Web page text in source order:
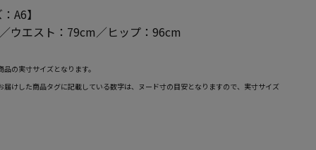
A6】
ウエスト：79cm／ヒップ：96cm
の実寸サイズとなります。
けした商品タグに記載している数字は、ヌード寸の目安となりますので、実寸サイズ